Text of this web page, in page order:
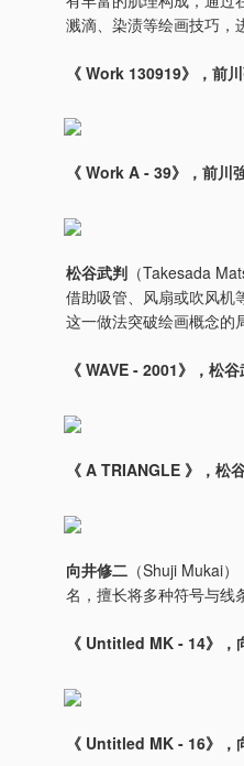
溅滴、染渍等绘画技巧，
《 Work 130919》，前
《 Work A - 39》，前川
松谷武判 （Takesada
借助吸管、风扇或吹风机
这一做法突破绘画概念的
《 WAVE - 2001》，松
《 A TRIANGLE 》，松
向井修二 （Shuji Mukai
名，擅长将多种符号与线
《 Untitled MK - 14》，
《 Untitled MK - 16》，